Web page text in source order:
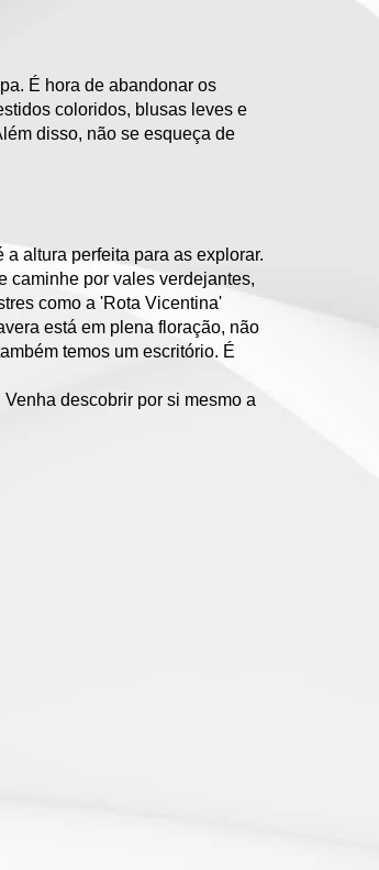
É hora de abandonar os
coloridos, blusas leves e
disso, não se esqueça de
altura perfeita para as explorar.
caminhe por vales verdejantes,
como a 'Rota Vicentina'
está em plena floração, não
temos um escritório. É
descobrir por si mesmo a